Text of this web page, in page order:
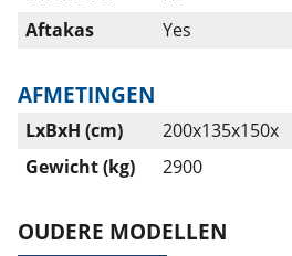
Aftakas
Yes
AFMETINGEN
LxBxH (cm)
200x135x150x
Gewicht (kg)
2900
OUDERE MODELLEN